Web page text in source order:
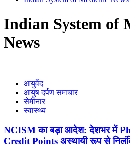
Indian System of
News
आयुर्वेद
आयुष दर्पण समाचार
सेमीनार
स्वास्थ्य
NCISM का बड़ा आदेश: देशभर में
Credit Points अस्थायी रूप से